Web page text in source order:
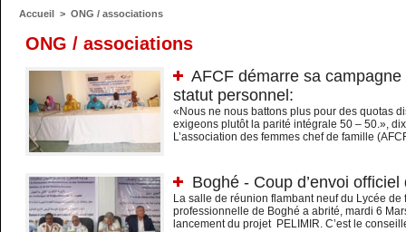
Accueil > ONG / associations
ONG / associations
AFCF démarre sa
statut personnel:
«Nous ne nous battons plus pour des quotas
exigeons plutôt la parité intégrale 50 – 50.»,
L’association des femmes chef de famille
Boghé - Coup d’envoi
La salle de réunion flambant neuf du Lycée de
professionnelle de Boghé a abrité, mardi 6
lancement du projet PELIMIR. C’est le